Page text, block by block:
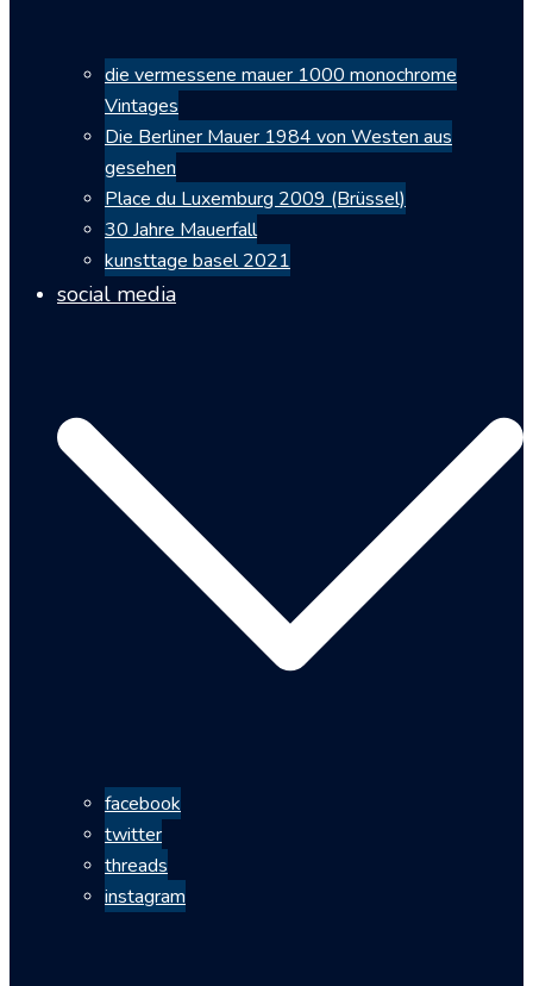
die vermessene mauer 1000 monochrome
Vintages
Die Berliner Mauer 1984 von Westen aus
gesehen
Place du Luxemburg 2009 (Brüssel)
30 Jahre Mauerfall
kunsttage basel 2021
social media
facebook
twitter
threads
instagram